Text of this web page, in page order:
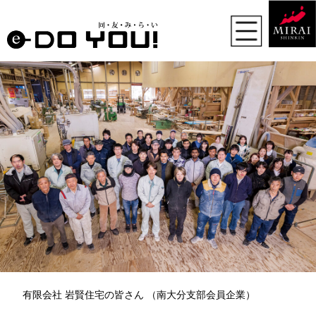
有限会社 岩賢住宅の皆さん （南大分支部会員企業）